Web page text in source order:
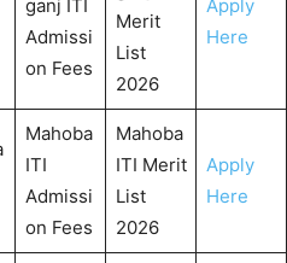
ganj ITI
Admissi
on Fees
Merit
List
2026
Apply
Here
Mahoba
ITI
Admissi
on Fees
Mahoba
ITI Merit
List
2026
Apply
Here